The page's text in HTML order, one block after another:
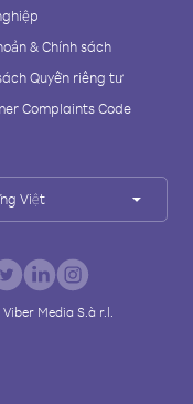
& Chính sách
Quyền riêng tư
Complaints Code
Việt
Viber Media S.à r.l.